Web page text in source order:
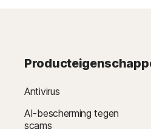
Antivirus
AI-bescherming tegen
scams